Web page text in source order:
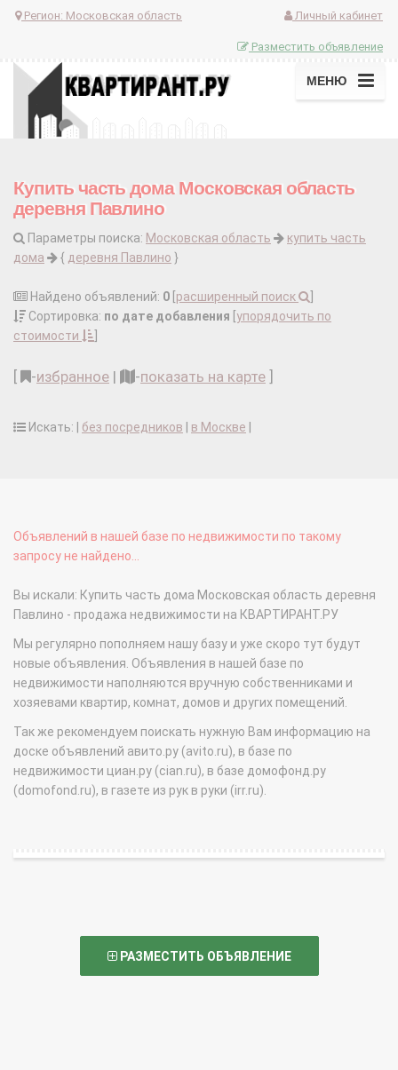
Регион: Московская область Личный кабинет
Разместить объявление
МЕНЮ
Купить часть дома Московская область
деревня Павлино
Параметры поиска: Московская область
купить часть
дома
{ деревня Павлино }
Найдено объявлений: 0 расширенный поиск
Сортировка: по дате добавления упорядочить по
стоимости
-избранное | -показать на карте
Искать: | без посредников в Москве
Объявлений в нашей базе по недвижимости по такому
запросу не найдено...
Вы искали: Купить часть дома Московская область деревня
Павлино - продажа недвижимости на КВАРТИРАНТ.РУ
Мы регулярно пополняем нашу базу и уже скоро тут будут
новые объявления. Объявления в нашей базе по
недвижимости наполняются вручную собственниками и
хозяевами квартир, комнат, домов и других помещений.
Так же рекомендуем поискать нужную Вам информацию на
доске объявлений авито.ру (avito.ru), в базе по
недвижимости циан.ру (cian.ru), в базе домофонд.ру
(domofond.ru), в газете из рук в руки (irr.ru).
РАЗМЕСТИТЬ ОБЪЯВЛЕНИЕ